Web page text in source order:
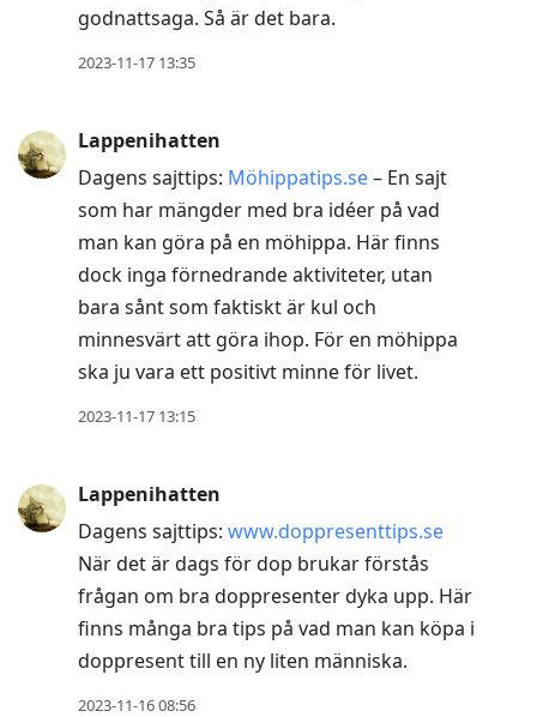
godnattsaga. Så är det bara.
2023-11-17 13:35
Lappenihatten
Dagens sajttips: Möhippatips.se– En sajt
som har mängder med bra idéer på vad
man kan göra på en möhippa. Här finns
dock inga förnedrande aktiviteter, utan
bara sånt som faktiskt är kul och
minnesvärt att göra ihop. För en möhippa
ska ju vara ett positivt minne för livet.
2023-11-17 13:15
Lappenihatten
Dagens sajttips: www.doppresenttips.se
När det är dags för dop brukar förstås
frågan om bra doppresenter dyka upp. Här
finns många bra tips på vad man kan köpa i
doppresent till en ny liten människa.
2023-11-16 08:56